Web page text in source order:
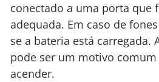
conectado a uma porta que
adequada. Em caso de
se a bateria está carregada.
pode ser um motivo comum
acender.